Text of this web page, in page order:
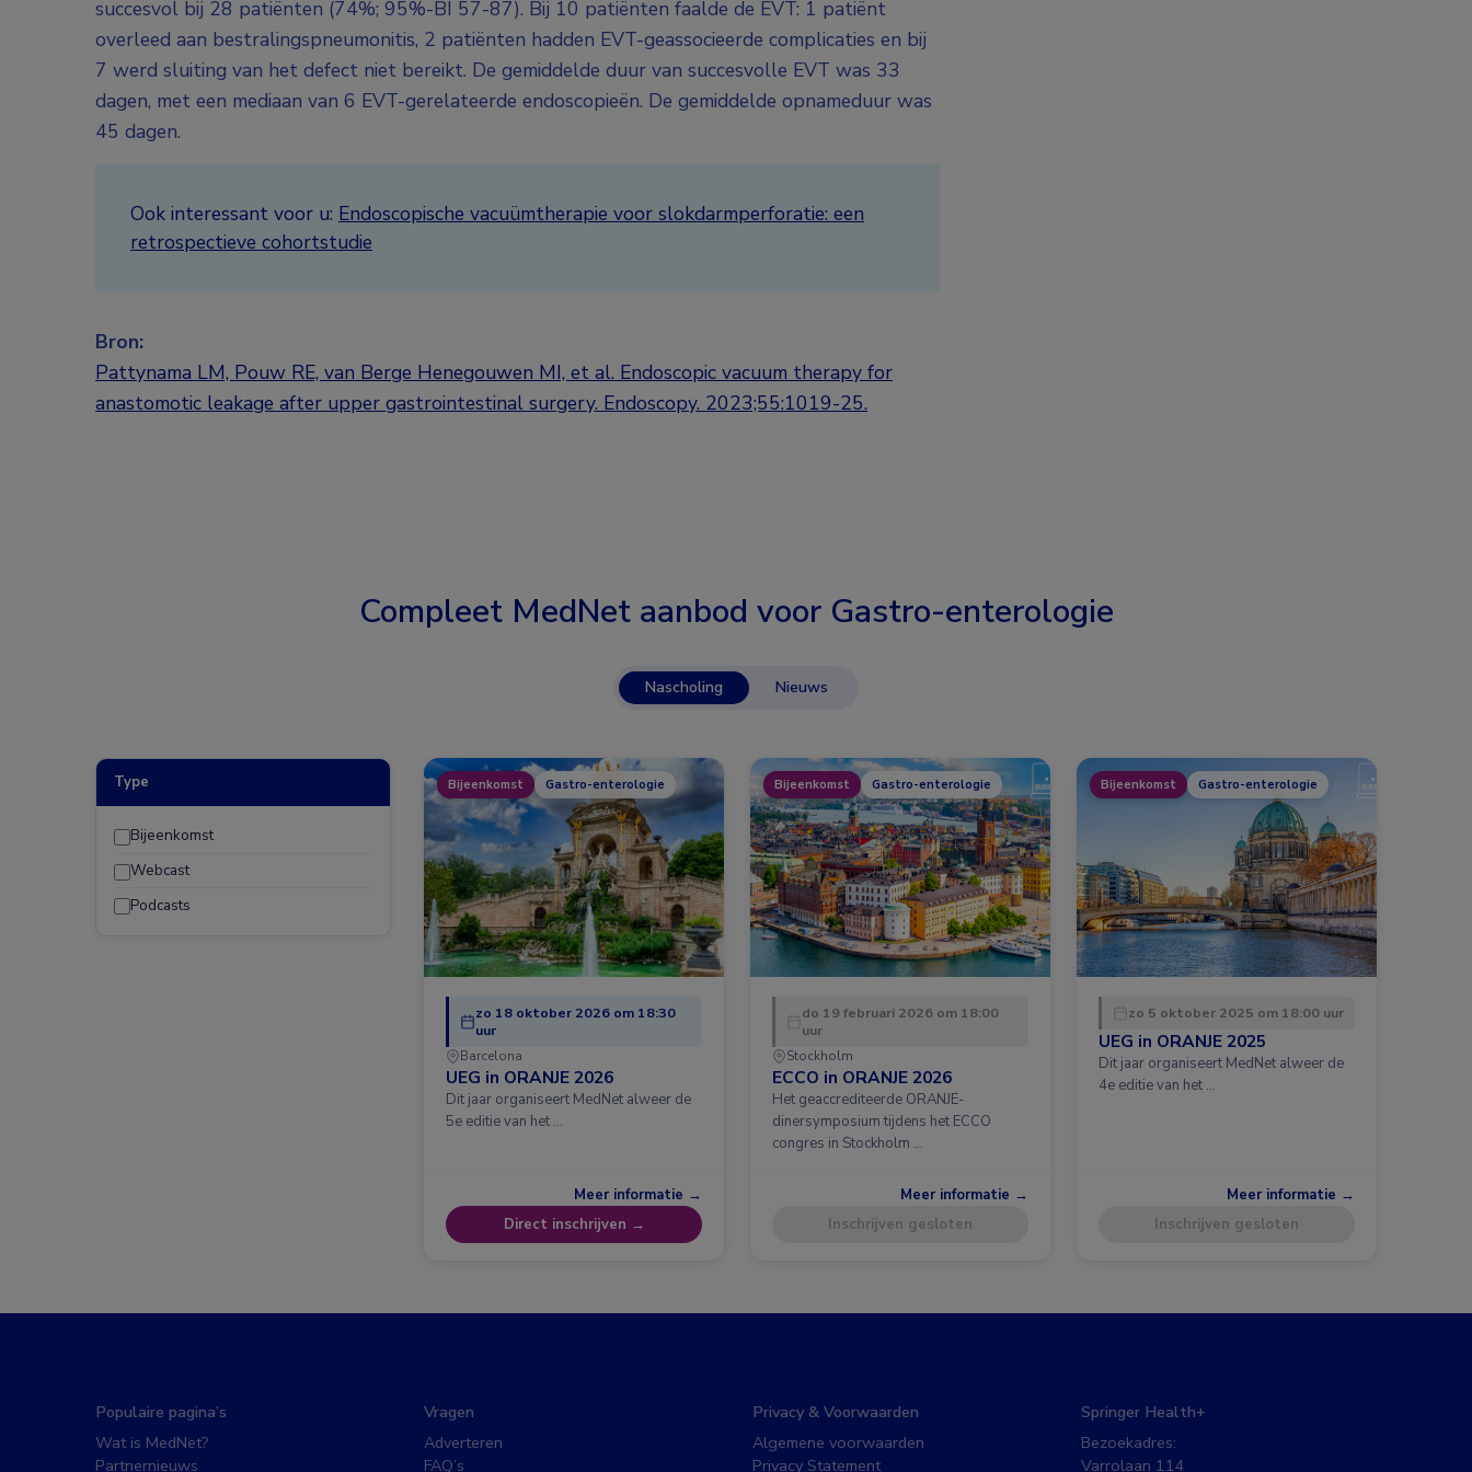
succesvol bij 28 patiënten (74%; 95%-BI 57-87). Bij 10 patiënten faalde de EVT: 1 patiënt
overleed aan bestralingspneumonitis, 2 patiënten hadden EVT-geassocieerde complicaties en bij
7 werd sluiting van het defect niet bereikt. De gemiddelde duur van succesvolle EVT was 33
dagen, met een mediaan van 6 EVT-gerelateerde endoscopieën. De gemiddelde opnameduur was
45 dagen.
Ook interessant voor u: Endoscopische vacuümtherapie voor slokdarmperforatie: een
retrospectieve cohortstudie
Bron:
Pattynama LM, Pouw RE, van Berge Henegouwen MI, et al. Endoscopic vacuum therapy for
anastomotic leakage after upper gastrointestinal surgery. Endoscopy. 2023;55:1019-25.
Compleet MedNet aanbod voor Gastro-enterologie
Nascholing Nieuws
Type
Bijeenkomst
Webcast
Podcasts
Bijeenkomst Gastro-enterologie
zo 18 oktober 2026 om 18:30
uur
Barcelona
UEG in ORANJE 2026
Dit jaar organiseert MedNet alweer de
5e editie van het …
Meer informatie →
Direct inschrijven →
Bijeenkomst Gastro-enterologie
do 19 februari 2026 om 18:00
uur
Stockholm
ECCO in ORANJE 2026
Het geaccrediteerde ORANJE-
dinersymposium tijdens het ECCO
congres in Stockholm …
Meer informatie →
Inschrijven gesloten
Bijeenkomst Gastro-enterologie
zo 5 oktober 2025 om 18:00 uur
UEG in ORANJE 2025
Dit jaar organiseert MedNet alweer de
4e editie van het …
Meer informatie →
Inschrijven gesloten
Populaire pagina’s
Wat is MedNet?
Partnernieuws
Vragen
Adverteren
FAQ’s
Privacy & Voorwaarden
Algemene voorwaarden
Privacy Statement
Springer Health+
Bezoekadres:
Varrolaan 114